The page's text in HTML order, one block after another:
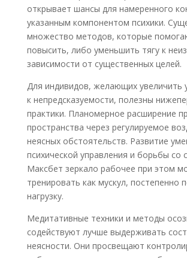
открывает шансы для намеренного
указанным компонентом психики.
множество методов, которые
повысить, либо уменьшить тягу к
зависимости от существенных целей.
Для индивидов, желающих увеличить
к непредсказуемости, полезны
практики. Планомерное расширение
пространства через регулируемое
неясных обстоятельств. Развитие
психической управления и борьбы со
Максбет зеркало рабочее при этом
тренировать как мускул, постепенно
нагрузку.
Медитативные техники и методы
содействуют лучше выдерживать
неясности. Они просвещают